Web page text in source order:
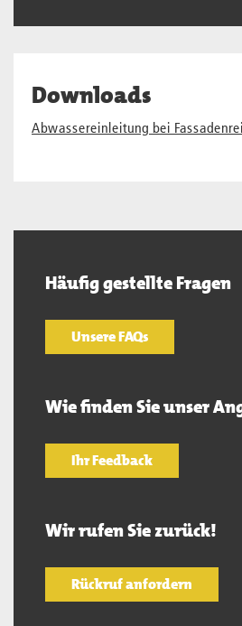
Downloads
Abwassereinleitung bei
Häufig gestellte Fragen
Unsere FAQs
Wie finden Sie unser
Ihr Feedback
Wir rufen Sie zurück!
Rückruf anfordern